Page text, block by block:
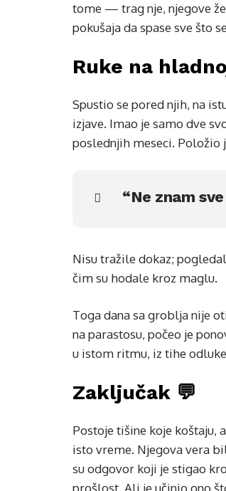
tome — trag nje, njegove
pokušaja da spase sve što
Ruke na
Spustio se pored njih, na
izjave. Imao je samo dve
poslednjih meseci. Položio
“Ne znam
Nisu tražile dokaz;
čim su hodale kroz maglu.
Toga dana sa groblja nije
na parastosu, počeo je
u istom ritmu, iz tihe
Zaključak 💬
Postoje tišine koje koštaju,
isto vreme. Njegova vera
su odgovor koji je stigao
prošlost. Ali je učinio ono